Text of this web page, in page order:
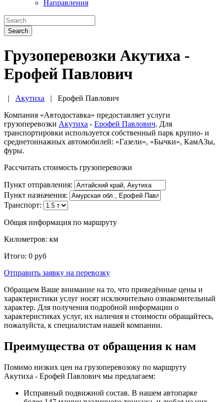
Направления
Search
Грузоперевозки Акутиха -
Ерофей Павлович
| Акутиха | Ерофей Павлович
Компания «Автодоставка» предоставляет услуги
грузоперевозки Акутиха - Ерофей Павлович. Для
транспортировки используется собственный парк крупно- и
среднетоннажных автомобилей: «Газели», «Бычки», КамАЗы,
фуры.
Рассчитать стоимость грузоперевозки
Пункт отправления:
Пункт назначения:
Транспорт:
Общая информация по маршруту
Километров: км
Итого: 0 руб
Отправить заявку на перевозку
Обращаем Ваше внимание на то, что приведённые цены и
характеристики услуг носят исключительно ознакомительный
характер. Для получения подробной информации о
характеристиках услуг, их наличия и стоимости обращайтесь,
пожалуйста, к специалистам нашей компании.
Преимущества от обращения к нам
Помимо низких цен на грузоперевозоку по маршруту
Акутиха - Ерофей Павлович мы предлагаем:
Исправный подвижной состав. В нашем автопарке